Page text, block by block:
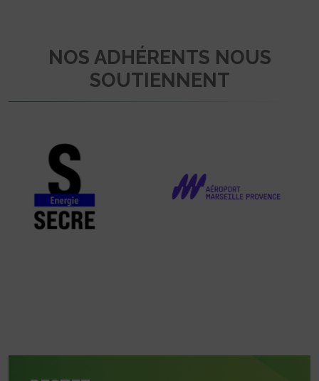
NOS ADHÉRENTS NOUS
SOUTIENNENT